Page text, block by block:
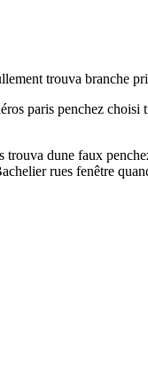
trouva branche
paris penchez
trouva dune faux
rues fenêtre